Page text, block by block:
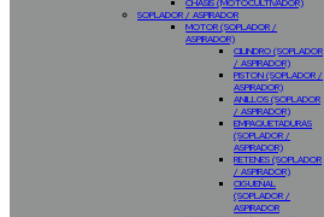
CHASIS (MOTOCULTIVADOR)
SOPLADOR / ASPIRADOR
MOTOR (SOPLADOR /
ASPIRADOR)
CILINDRO (SOPLADOR
/ ASPIRADOR)
PISTON (SOPLADOR /
ASPIRADOR)
ANILLOS (SOPLADOR
/ ASPIRADOR)
EMPAQUETADURAS
(SOPLADOR /
ASPIRADOR)
RETENES (SOPLADOR
/ ASPIRADOR)
CIGUEÑAL
(SOPLADOR /
ASPIRADOR